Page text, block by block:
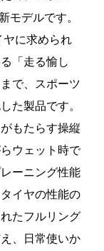
モデルです。
に求められ
「走る愉し
で、スポーツ
た製品です。
もたらす操縦
ウェット時で
ーニング性能
イヤの性能の
たフルリング
、日常使いか